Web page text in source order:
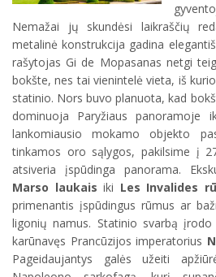
Nemažai jų skundėsi laikraščių
metalinė konstrukcija gadina
rašytojas Gi de Mopasanas netgi
bokšte, nes tai vienintelė vieta, iš
statinio. Nors buvo planuota, kad
dominuoja Paryžiaus panoramoje
lankomiausio mokamo objekto
tinkamos oro sąlygos, pakilsime į
atsiveria įspūdinga panorama.
Marso laukais iki Les Invalides
primenantis įspūdingus rūmus ar
ligonių namus. Statinio svarbą
karūnavęs Prancūzijos imperatorius
Pageidaujantys galės užeiti